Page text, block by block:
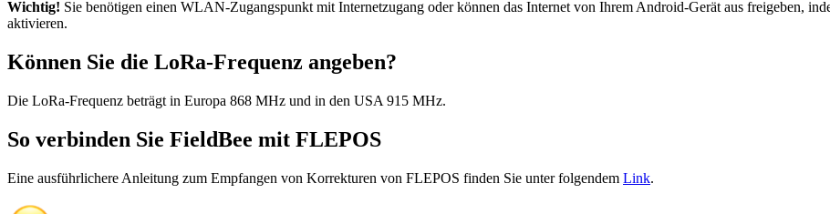
Wichtig! Sie benötigen einen WLAN-Zugangspunkt mit Internetzugang oder können das Internet von Ihrem Android-Gerät aus freigeben,
aktivieren.
Können Sie die LoRa-Frequenz angeben?
Die LoRa-Frequenz beträgt in Europa 868 MHz und in den USA 915 MHz.
So verbinden Sie FieldBee mit FLEPOS
Eine ausführlichere Anleitung zum Empfangen von Korrekturen von FLEPOS finden Sie unter folgendem Link.